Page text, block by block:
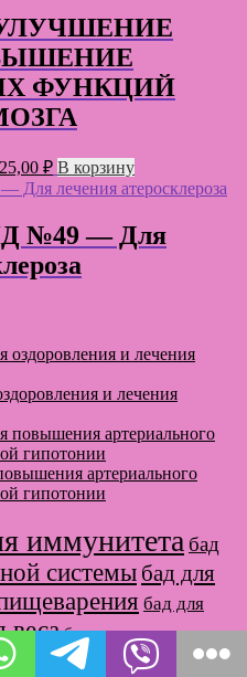
ФУНКЦИЙ
₽.
₽Текущая
цена:
В корзину
№49 — Для
и лечения
артериального
гипотонии
иммунитета бад
системы бад для
бад для
веса бад для сосудов
и связок